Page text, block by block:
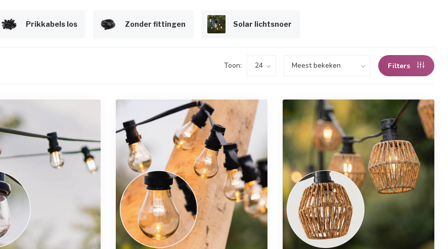
Prikkabels los Zonder fittingen Solar lichtsnoer
Toon: Filters